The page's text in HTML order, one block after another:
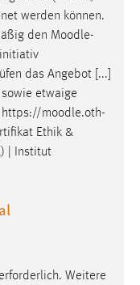
werden können.
den Moodle-
das Angebot [...]
etwaige
https://moodle.oth-
Ethik &
| Institut
Weitere